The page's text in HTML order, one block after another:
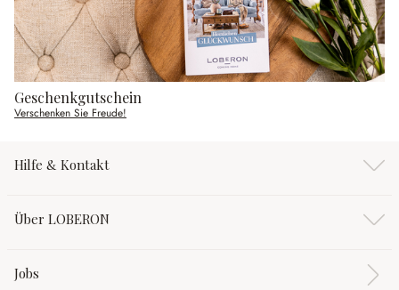
Geschenkgutschein
Verschenken Sie Freude!
Hilfe & Kontakt
Über LOBERON
Jobs